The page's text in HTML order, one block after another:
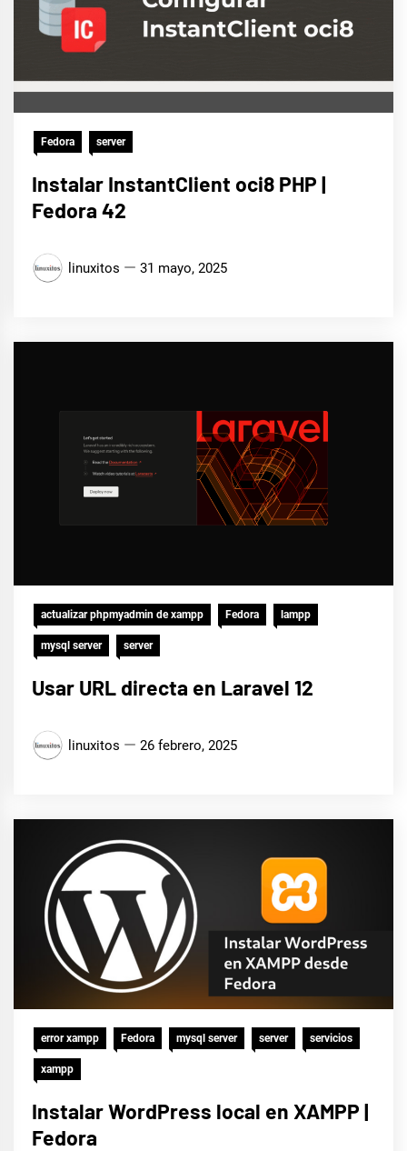
Fedora server
Instalar InstantClient oci8 PHP |
Fedora 42
linuxitos 31 mayo, 2025
actualizar phpmyadmin de xampp Fedora lampp
mysql server server
Usar URL directa en Laravel 12
linuxitos 26 febrero, 2025
error xampp Fedora mysql server server servicios
xampp
Instalar WordPress local en XAMPP |
Fedora